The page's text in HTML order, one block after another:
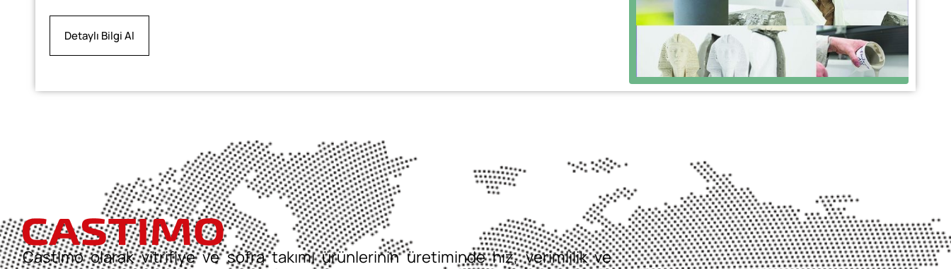
Detaylı Bilgi Al
Castimo olarak vitrifiye ve sofra takımı ürünlerinin üretiminde hız, verimlilik ve